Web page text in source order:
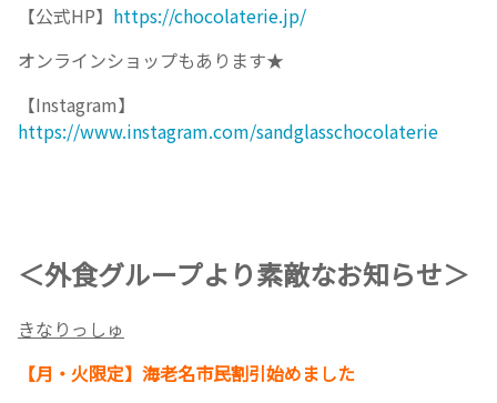
【公式HP】 https://chocolaterie.jp/
オンラインショップもあります★
【Instagram】
https://www.instagram.com/sandglasschocolaterie
＜外食グループより素敵なお知らせ＞
きなりっしゅ
【月・火限定】海老名市民割引始めました